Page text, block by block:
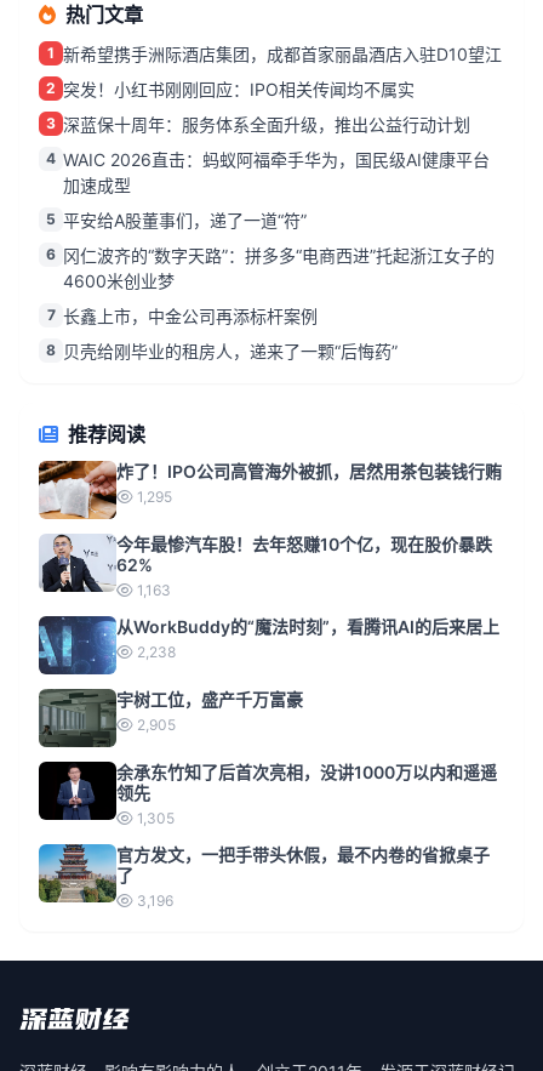
热门文章
1 新希望携手洲际酒店集团，成都首家丽晶酒店入驻D10望江
2 突发！小红书刚刚回应：IPO相关传闻均不属实
3 深蓝保十周年：服务体系全面升级，推出公益行动计划
4 WAIC 2026直击：蚂蚁阿福牵手华为，国民级AI健康平台
加速成型
5 平安给A股董事们，递了一道“符”
6 冈仁波齐的“数字天路”：拼多多“电商西进”托起浙江女子的
4600米创业梦
7 长鑫上市，中金公司再添标杆案例
8 贝壳给刚毕业的租房人，递来了一颗“后悔药”
推荐阅读
炸了！IPO公司高管海外被抓，居然用茶包装钱行贿
1,295
今年最惨汽车股！去年怒赚10个亿，现在股价暴跌
62%
1,163
从WorkBuddy的“魔法时刻”，看腾讯AI的后来居上
2,238
宇树工位，盛产千万富豪
2,905
余承东竹知了后首次亮相，没讲1000万以内和遥遥
领先
1,305
官方发文，一把手带头休假，最不内卷的省掀桌子
了
3,196